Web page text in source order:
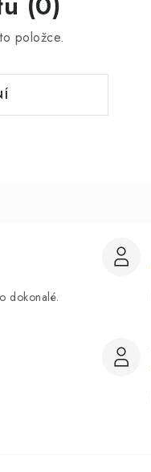
položce.
dokonalé.